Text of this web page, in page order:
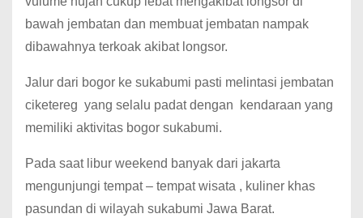
bawah jembatan dan membuat jembatan nampak
dibawahnya terkoak akibat longsor.
Jalur dari bogor ke sukabumi pasti melintasi jembatan
ciketereg yang selalu padat dengan kendaraan yang
memiliki aktivitas bogor sukabumi.
Pada saat libur weekend banyak dari jakarta
mengunjungi tempat – tempat wisata , kuliner khas
pasundan di wilayah sukabumi Jawa Barat.